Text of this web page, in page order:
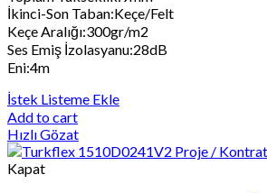
İkinci-Son Taban:Keçe/Felt
Keçe Aralığı:300gr/m2
Ses Emiş İzolasyanu:28dB
Eni:4m
İstek Listeme Ekle
Add to cart
Hızlı Gözat
Kapat